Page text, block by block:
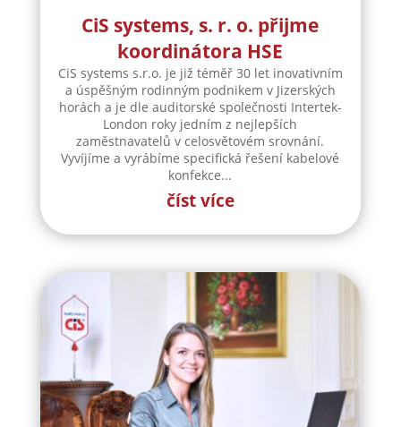
CiS systems, s. r. o. přijme
koordinátora HSE
CiS systems s.r.o. je již téměř 30 let inovativním
a úspěšným rodinným podnikem v Jizerských
horách a je dle auditorské společnosti Intertek-
London roky jedním z nejlepších
zaměstnavatelů v celosvětovém srovnání.
Vyvíjíme a vyrábíme specifická řešení kabelové
konfekce...
číst více